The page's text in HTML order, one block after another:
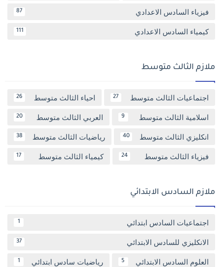
فيزياء السادس الاعدادي 87
كيمياء السادس الاعدادي 111
ملازم الثالث متوسط
اجتماعيات الثالث متوسط 27 احياء الثالث متوسط 26
اسلامية الثالث متوسط 9 العربي الثالث متوسط 20
انكليزي الثالث متوسط 40 رياضيات الثالث متوسط 38
فيزياء الثالث متوسط 24 كيمياء الثالث متوسط 17
ملازم السادس الابتدائي
اجتماعيات السادس ابتدائي 1
الانكليزي للسادس الابتدائي 37
العلوم السادس الابتدائي 5 رياضيات سادس ابتدائي 1